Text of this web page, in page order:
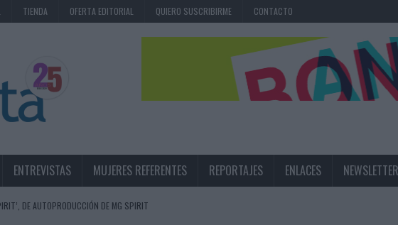
TIENDA OFERTA EDITORIAL QUIERO SUSCRIBIRME CONTACTO
ENTREVISTAS MUJERES REFERENTES REPORTAJES ENLACES NEWSLETTER
DE AUTOPRODUCCIÓN DE MG SPIRIT